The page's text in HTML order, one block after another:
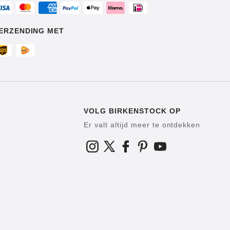
MET
VOLG BIRKENSTOCK OP
Er valt altijd meer te ontdekken